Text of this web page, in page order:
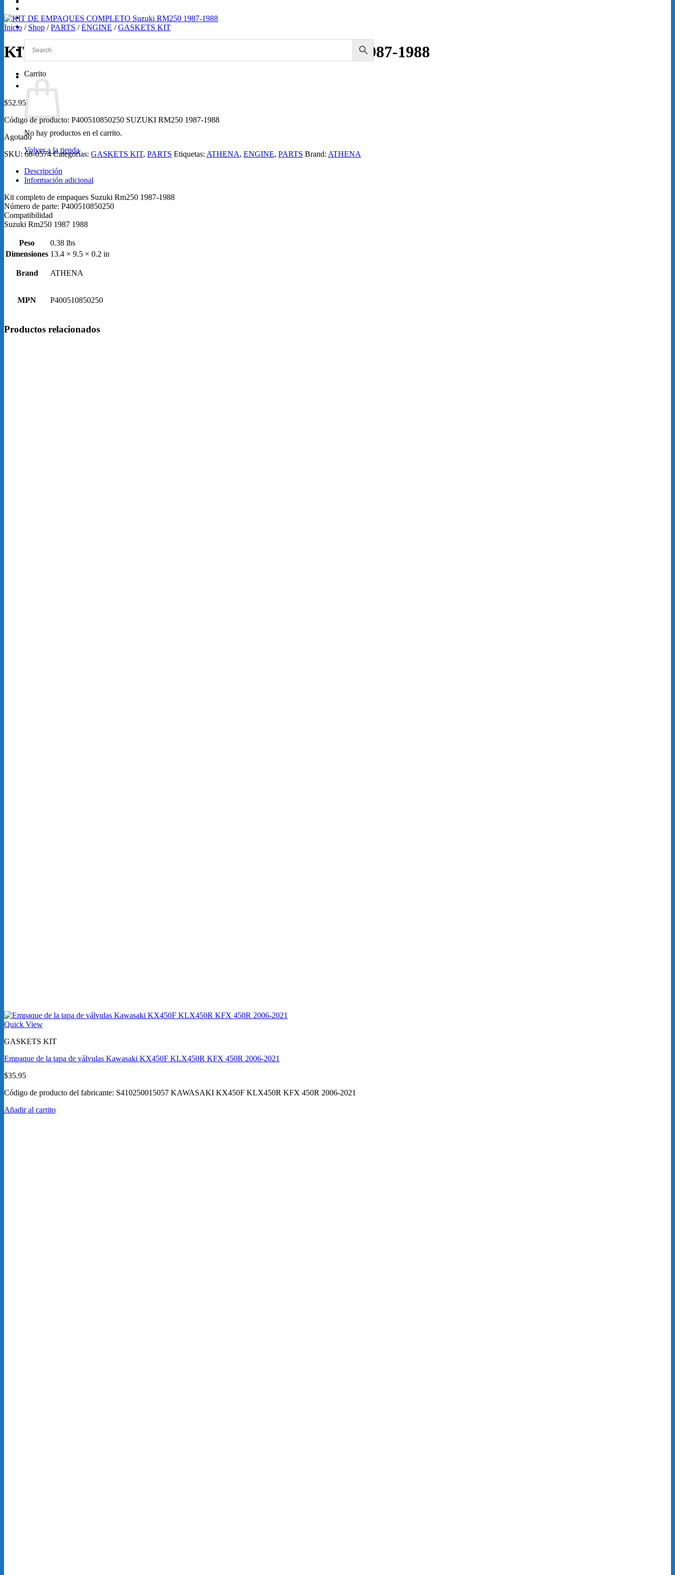
SERVICIOS
Loretta Lynn 2026
Carrito
No hay productos en el carrito.
Volver a la tienda
Inicio / Shop / PARTS / ENGINE / GASKETS KIT
KIT DE EMPAQUES COMPLETO Suzuki RM250 1987-1988
$52.95
Código de producto: P400510850250 SUZUKI RM250 1987-1988
Agotado
SKU:68-0574 Categorías: GASKETS KIT, PARTS Etiquetas: ATHENA, ENGINE, PARTS Brand: ATHENA
Descripción
Información adicional
Kit completo de empaques Suzuki Rm250 1987-1988
Número de parte: P400510850250
Compatibilidad
Suzuki Rm250 1987 1988
Peso
0.38 lbs
Dimensiones 13.4 × 9.5 × 0.2 in
Brand ATHENA
MPN P400510850250
Productos relacionados
Quick View
GASKETS KIT
Empaque de la tapa de válvulas Kawasaki KX450F KLX450R KFX 450R 2006-2021
$35.95
Código de producto del fabricante: S410250015057 KAWASAKI KX450F KLX450R KFX 450R 2006-2021
Añadir al carrito